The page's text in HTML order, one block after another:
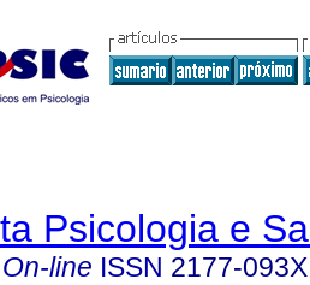
Psicologia e
line ISSN 2177-093X